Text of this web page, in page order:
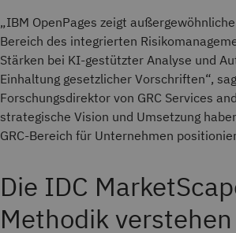
„IBM OpenPages zeigt
Bereich des integrierten
Stärken bei KI-gestützter Analyse und
Einhaltung gesetzlicher Vorschriften“,
Forschungsdirektor von GRC Services
strategische Vision und Umsetzung
GRC-Bereich für Unternehmen
Die IDC
Methodik verstehen